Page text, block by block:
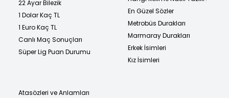
22 Ayar Bilezik
1 Dolar Kaç TL
1 Euro Kaç TL
Canlı Maç Sonuçları
Süper Lig Puan Durumu
En Güzel Sözler
Metrobüs Durakları
Marmaray Durakları
Erkek İsimleri
Kız İsimleri
Atasözleri ve Anlamları